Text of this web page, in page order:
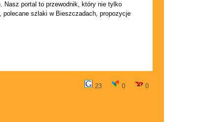
Nasz portal to przewodnik, który nie tylko
szlaki w Bieszczadach, propozycje
23 0 0